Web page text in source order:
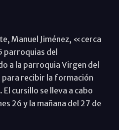
Manuel Jiménez, «cerca
parroquias del
a la parroquia Virgen del
para recibir la formación
cursillo se lleva a cabo
26 y la mañana del 27 de